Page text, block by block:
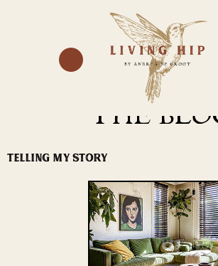
NAAR
DE
INHOUD
THE
TELLING MY STORY